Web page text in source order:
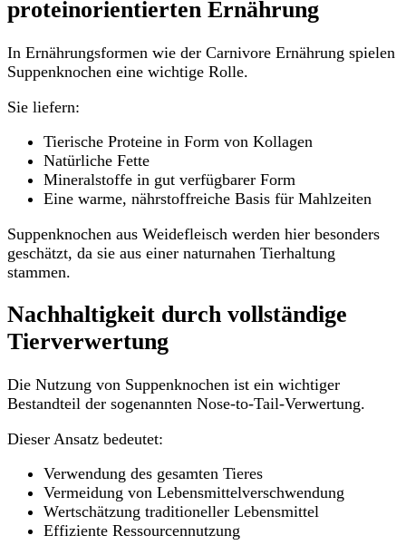
proteinorientierten Ernährung
In Ernährungsformen wie der Carnivore Ernährung spielen
Suppenknochen eine wichtige Rolle.
Sie liefern:
Tierische Proteine in Form von Kollagen
Natürliche Fette
Mineralstoffe in gut verfügbarer Form
Eine warme, nährstoffreiche Basis für Mahlzeiten
Suppenknochen aus Weidefleisch werden hier besonders
geschätzt, da sie aus einer naturnahen Tierhaltung
stammen.
Nachhaltigkeit durch vollständige
Tierverwertung
Die Nutzung von Suppenknochen ist ein wichtiger
Bestandteil der sogenannten Nose-to-Tail-Verwertung.
Dieser Ansatz bedeutet:
Verwendung des gesamten Tieres
Vermeidung von Lebensmittelverschwendung
Wertschätzung traditioneller Lebensmittel
Effiziente Ressourcennutzung